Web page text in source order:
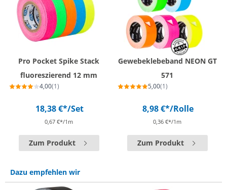
Pro Pocket Spike Stack
fluoreszierend 12 mm
4,00(1)
18,38 €*/Set
0,67 €*/1m
Zum Produkt
Gewebeklebeband NEON GT
571
5,00(1)
8,98 €*/Rolle
0,36 €*/1m
Zum Produkt
Dazu empfehlen wir